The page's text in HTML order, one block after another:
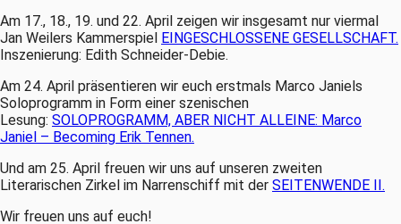
Am 17., 18., 19. und 22. April zeigen wir insgesamt nur viermal
Jan Weilers Kammerspiel EINGESCHLOSSENE GESELLSCHAFT.
Inszenierung: Edith Schneider-Debie.
Am 24. April präsentieren wir euch erstmals Marco Janiels
Soloprogramm in Form einer szenischen
Lesung: SOLOPROGRAMM, ABER NICHT ALLEINE: Marco
Janiel – Becoming Erik Tennen.
Und am 25. April freuen wir uns auf unseren zweiten
Literarischen Zirkel im Narrenschiff mit der SEITENWENDE II.
Wir freuen uns auf euch!